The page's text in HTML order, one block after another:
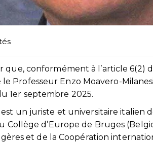
que, conformément à l’article 6(2)
Professeur Enzo Moavero-
1er septembre 2025.
est un juriste et universitaire italien
Collège d’Europe de Bruges
et de la Coopération